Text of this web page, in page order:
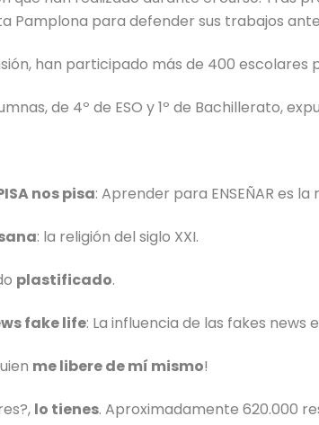
Pamplona para defender sus trabajos
han participado más de 400 escolares
de 4º de ESO y 1º de Bachillerato,
nos pisa: Aprender para ENSEÑAR es
: la religión del siglo XXI.
plastificado.
fake life: La influencia de las fakes news
me libere de mí mismo!
lo tienes. Aproximadamente 620.000